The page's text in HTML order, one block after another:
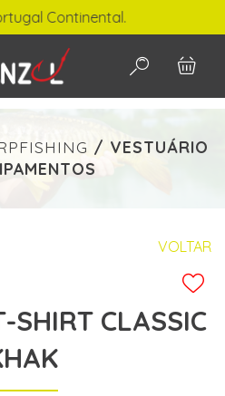
PESQUISAR
Continental.
/ VESTUÁRIO
VOLTAR
SHIRT CLASSIC